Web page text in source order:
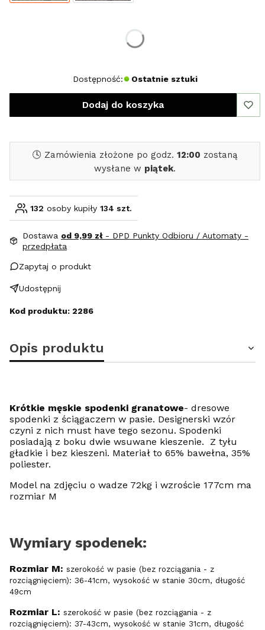
Dostępność: Ostatnie sztuki
Dodaj do koszyka
🕓 Zamówienia złożone po godz. 12:00 zostaną
wysłane w piątek.
132 osoby kupiły 134 szt.
Dostawa od 9,99 zł - DPD Punkty Odbioru / Automaty -
przedpłata
Zapytaj o produkt
Udostępnij
Kod produktu: 2286
Opis produktu
Krótkie męskie spodenki granatowe- dresowe
spodenki z ściągaczem w pasie. Designerski wzór
czyni z nich must have tego sezonu. Spodenki
posiadają z boku dwie wsuwane kieszenie. Z tyłu
gładkie i bez kieszeni. Materiał to 65% bawełna, 35%
poliester.
Model na zdjęciu o wadze 72kg i wzroście 177cm ma
rozmiar M
Wymiary spodenek:
Rozmiar M: szerokość w pasie (bez rozciągania - z
rozciągnięciem): 36-41cm, wysokość w stanie 30cm, długość
49cm
Rozmiar L: szerokość w pasie (bez rozciągania - z
rozciągnięciem): 37-43cm, wysokość w stanie 31cm, długość